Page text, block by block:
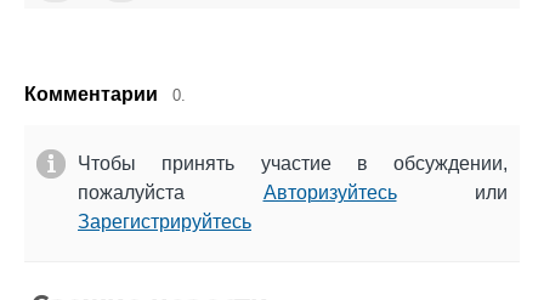
Комментарии 0.
Чтобы принять участие в обсуждении,
пожалуйста Авторизуйтесьили
Зарегистрируйтесь